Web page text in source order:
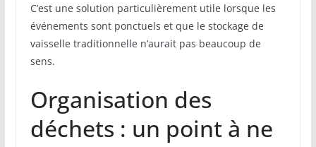
C’est une solution particulièrement utile lorsque les
événements sont ponctuels et que le stockage de
vaisselle traditionnelle n’aurait pas beaucoup de
sens.
Organisation des
déchets : un point à ne